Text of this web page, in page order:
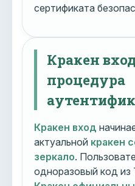
сертификата
Кракен
процедура
Кракен вход
актуальной кракен
зеркало.
одноразовый код из